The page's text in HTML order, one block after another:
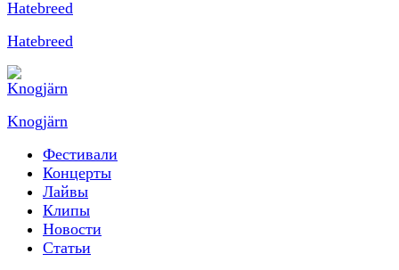
Hatebreed
Knogjärn
Фестивали
Концерты
Лайвы
Клипы
Новости
Статьи